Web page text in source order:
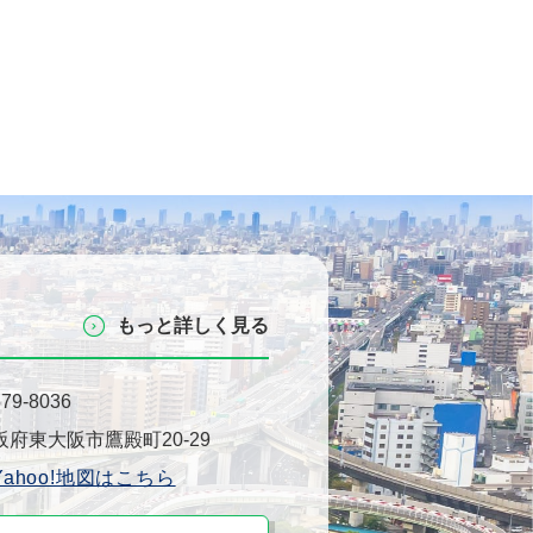
もっと詳しく⾒る
8036
府東⼤阪市鷹殿町20-29
地図はこちら